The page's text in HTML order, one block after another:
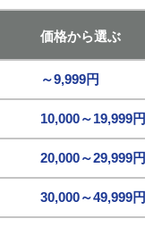
価格から選ぶ
～9,999円
10,000～19,999円
20,000～29,999円
30,000～49,999円